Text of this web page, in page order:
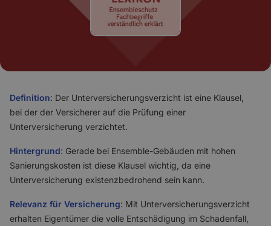
Definition: Der Unterversicherungsverzicht ist eine Klausel,
bei der der Versicherer auf die Prüfung einer
Unterversicherung verzichtet.
Hintergrund: Gerade bei Ensemble-Gebäuden mit hohen
Sanierungskosten ist diese Klausel wichtig, da eine
Unterversicherung existenzbedrohend sein kann.
Relevanz für Versicherung: Mit Unterversicherungsverzicht
erhalten Eigentümer die volle Entschädigung im Schadenfall,